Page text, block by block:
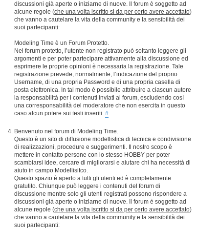
discussioni già aperte o iniziarne di nuove. Il forum è soggetto ad
alcune regole (che una volta iscritto si da per certo avere accettato)
che vanno a cautelare la vita della community e la sensibilità dei
suoi partecipanti:
Modeling Time è un Forum Protetto.
Nel forum protetto, l’utente non registrato può soltanto leggere gli
argomenti e per poter partecipare attivamente alla discussione ed
esprimere le proprie opinioni è necessaria la registrazione. Tale
registrazione prevede, normalmente, l’indicazione del proprio
Username, di una propria Password e di una propria casella di
posta elettronica. In tal modo è possibile attribuire a ciascun autore
la responsabilità per i contenuti inviati ai forum, escludendo così
una corresponsabilità del moderatore che non esercita in questo
caso alcun potere sui testi inseriti. #
Benvenuto nel forum di Modeling Time.
Questo è un sito di diffusione modellistica di tecnica e condivisione
di realizzazioni, procedure e suggerimenti. Il nostro scopo è
mettere in contatto persone con lo stesso HOBBY per poter
scambiarsi idee, cercare di migliorarsi e aiutare chi ha necessità di
aiuto in campo Modellisitco.
Questo spazio è aperto a tutti gli utenti ed è completamente
gratutito. Chiunque può leggere i contenuti del forum di
discussione mentre solo gli utenti registrati possono rispondere a
discussioni già aperte o iniziarne di nuove. Il forum è soggetto ad
alcune regole (che una volta iscritto si da per certo avere accettato)
che vanno a cautelare la vita della community e la sensibilità dei
suoi partecipanti: